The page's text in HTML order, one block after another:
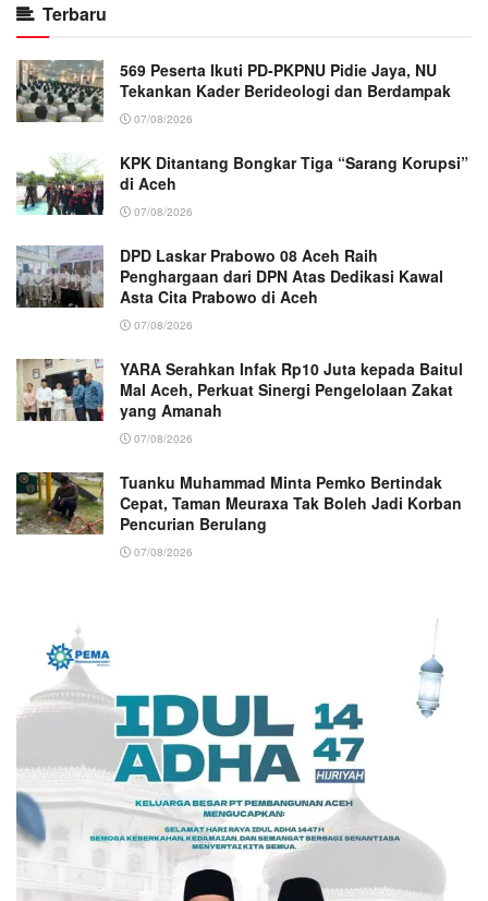
Terbaru
569 Peserta Ikuti PD-PKPNU Pidie Jaya, NU
Tekankan Kader Berideologi dan Berdampak
07/08/2026
KPK Ditantang Bongkar Tiga “Sarang Korupsi”
di Aceh
07/08/2026
DPD Laskar Prabowo 08 Aceh Raih
Penghargaan dari DPN Atas Dedikasi Kawal
Asta Cita Prabowo di Aceh
07/08/2026
YARA Serahkan Infak Rp10 Juta kepada Baitul
Mal Aceh, Perkuat Sinergi Pengelolaan Zakat
yang Amanah ‎
07/08/2026
Tuanku Muhammad Minta Pemko Bertindak
Cepat, Taman Meuraxa Tak Boleh Jadi Korban
Pencurian Berulang
07/08/2026